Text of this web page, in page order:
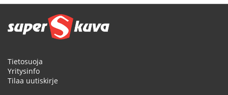
Tietosuoja
Yritysinfo
Tilaa uutiskirje